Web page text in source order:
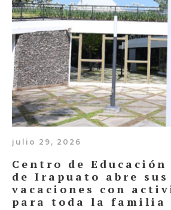
julio 29, 2026
Centro de
de Irapuato abre
vacaciones con
para toda la familia